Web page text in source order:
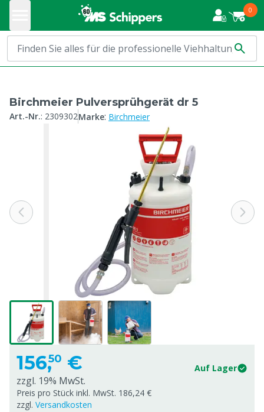
0
Birchmeier Pulversprühgerät dr 5
Art.-Nr.: 2309302Marke: Birchmeier
156,50 € Auf Lager
zzgl. 19% MwSt.
Preis pro Stück inkl. MwSt. 186,24 €
zzgl. Versandkosten